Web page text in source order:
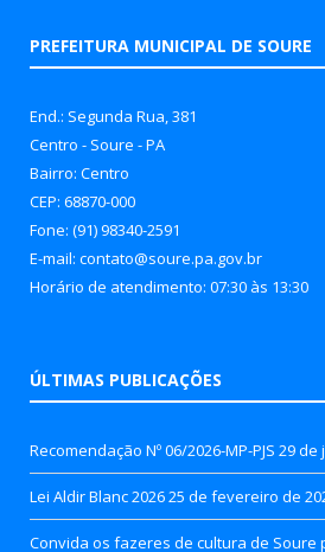
PREFEITURA MUNICIPAL DE SOURE
End.: Segunda Rua, 381
Centro - Soure - PA
Bairro: Centro
CEP: 68870-000
Fone: (91) 98340-2591
E-mail: contato@soure.pa.gov.br
Horário de atendimento: 07:30 às 13:30
ÚLTIMAS PUBLICAÇÕES
Recomendação Nº 06/2026-MP-PJS 29 de
Lei Aldir Blanc 202625 de fevereiro de
Convida os fazeres de cultura de Soure